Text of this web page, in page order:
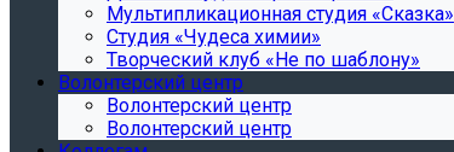
Мультипликационная студия «Сказка»
Студия «Чудеса химии»
Творческий клуб «Не по шаблону»
Волонтерский центр
Волонтерский центр
Волонтерский центр